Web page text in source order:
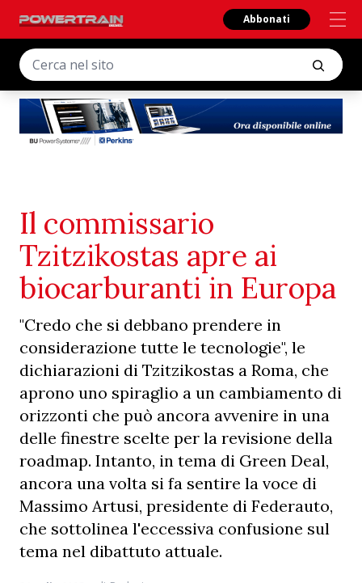
Abbonati
Il commissario
Tzitzikostas apre ai
biocarburanti in Europa
"Credo che si debbano prendere in
considerazione tutte le tecnologie", le
dichiarazioni di Tzitzikostas a Roma, che
aprono uno spiraglio a un cambiamento di
orizzonti che può ancora avvenire in una
delle finestre scelte per la revisione della
roadmap. Intanto, in tema di Green Deal,
ancora una volta si fa sentire la voce di
Massimo Artusi, presidente di Federauto,
che sottolinea l'eccessiva confusione sul
tema nel dibattuto attuale.